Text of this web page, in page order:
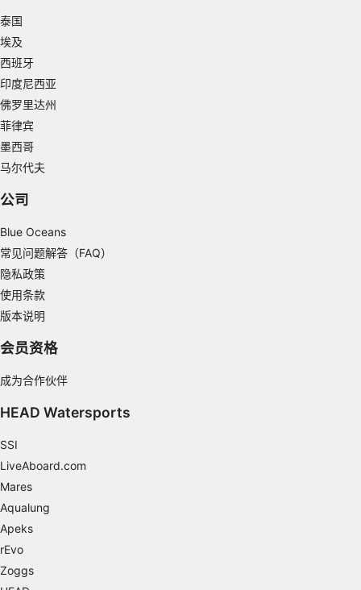
泰国
埃及
西班牙
印度尼西亚
佛罗里达州
菲律宾
墨西哥
马尔代夫
公司
Blue Oceans
常见问题解答（FAQ）
隐私政策
使用条款
版本说明
会员资格
成为合作伙伴
HEAD Watersports
SSI
LiveAboard.com
Mares
Aqualung
Apeks
rEvo
Zoggs